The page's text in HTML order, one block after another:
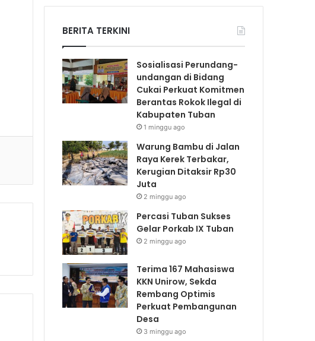
BERITA TERKINI
Sosialisasi Perundang-
undangan di Bidang
Cukai Perkuat Komitmen
Berantas Rokok Ilegal di
Kabupaten Tuban
1 minggu ago
Warung Bambu di Jalan
Raya Kerek Terbakar,
Kerugian Ditaksir Rp30
Juta
2 minggu ago
Percasi Tuban Sukses
Gelar Porkab IX Tuban
2 minggu ago
Terima 167 Mahasiswa
KKN Unirow, Sekda
Rembang Optimis
Perkuat Pembangunan
Desa
3 minggu ago